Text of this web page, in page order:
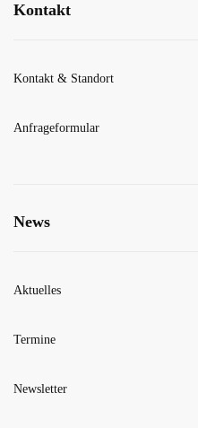
Kontakt
Kontakt & Standort
Anfrageformular
News
Aktuelles
Termine
Newsletter